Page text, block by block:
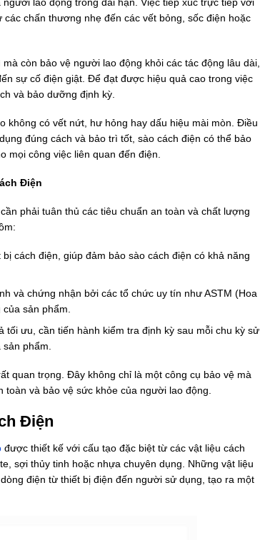
lao động trong dài hạn. Việc tiếp xúc trực tiếp với
chấn thương nhẹ đến các vết bỏng, sốc điện hoặc
còn bảo vệ người lao động khỏi các tác động lâu dài,
sự cố điện giật. Để đạt được hiệu quả cao trong việc
và bảo dưỡng định kỳ.
không có vết nứt, hư hỏng hay dấu hiệu mài mòn. Điều
đúng cách và bảo trì tốt, sào cách điện có thể bảo
mọi công việc liên quan đến điện.
Điện
phải tuân thủ các tiêu chuẩn an toàn và chất lượng
cách điện, giúp đảm bảo sào cách điện có khả năng
và chứng nhận bởi các tổ chức uy tín như ASTM (Hoa
sản phẩm.
ưu, cần tiến hành kiểm tra định kỳ sau mỗi chu kỳ sử
phẩm.
quan trọng. Đây không chỉ là một công cụ bảo vệ mà
và bảo vệ sức khỏe của người lao động.
Điện
được thiết kế với cấu tạo đặc biệt từ các vật liệu cách
sợi thủy tinh hoặc nhựa chuyên dụng. Những vật liệu
điện từ thiết bị điện đến người sử dụng, tạo ra một